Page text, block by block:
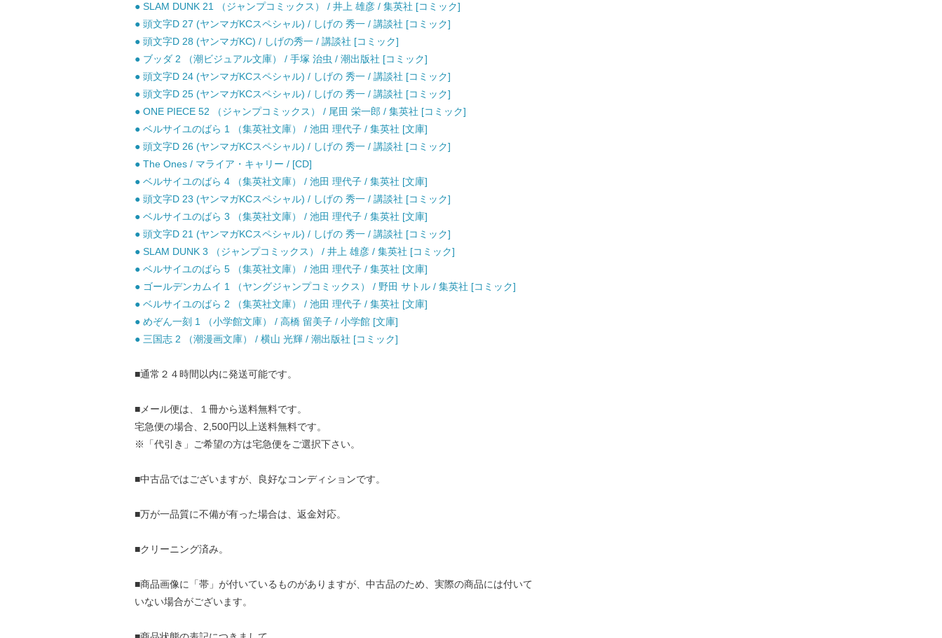
● SLAM DUNK 21 （ジャンプコミックス） / 井上 雄彦 / 集英社 [コミック]
● 頭文字D 27 (ヤンマガKCスペシャル) / しげの 秀一 / 講談社 [コミック]
● 頭文字D 28 (ヤンマガKC) / しげの秀一 / 講談社 [コミック]
● ブッダ 2 （潮ビジュアル文庫） / 手塚 治虫 / 潮出版社 [コミック]
● 頭文字D 24 (ヤンマガKCスペシャル) / しげの 秀一 / 講談社 [コミック]
● 頭文字D 25 (ヤンマガKCスペシャル) / しげの 秀一 / 講談社 [コミック]
● ONE PIECE 52 （ジャンプコミックス） / 尾田 栄一郎 / 集英社 [コミック]
● ベルサイユのばら 1 （集英社文庫） / 池田 理代子 / 集英社 [文庫]
● 頭文字D 26 (ヤンマガKCスペシャル) / しげの 秀一 / 講談社 [コミック]
● The Ones / マライア・キャリー / [CD]
● ベルサイユのばら 4 （集英社文庫） / 池田 理代子 / 集英社 [文庫]
● 頭文字D 23 (ヤンマガKCスペシャル) / しげの 秀一 / 講談社 [コミック]
● ベルサイユのばら 3 （集英社文庫） / 池田 理代子 / 集英社 [文庫]
● 頭文字D 21 (ヤンマガKCスペシャル) / しげの 秀一 / 講談社 [コミック]
● SLAM DUNK 3 （ジャンプコミックス） / 井上 雄彦 / 集英社 [コミック]
● ベルサイユのばら 5 （集英社文庫） / 池田 理代子 / 集英社 [文庫]
● ゴールデンカムイ 1 （ヤングジャンプコミックス） / 野田 サトル / 集英社 [コミック]
● ベルサイユのばら 2 （集英社文庫） / 池田 理代子 / 集英社 [文庫]
● めぞん一刻 1 （小学館文庫） / 高橋 留美子 / 小学館 [文庫]
● 三国志 2 （潮漫画文庫） / 横山 光輝 / 潮出版社 [コミック]
■通常２４時間以内に発送可能です。
■メール便は、１冊から送料無料です。
宅急便の場合、2,500円以上送料無料です。
※「代引き」ご希望の方は宅急便をご選択下さい。
■中古品ではございますが、良好なコンディションです。
■万が一品質に不備が有った場合は、返金対応。
■クリーニング済み。
■商品画像に「帯」が付いているものがありますが、中古品のため、実際の商品には付いて
いない場合がございます。